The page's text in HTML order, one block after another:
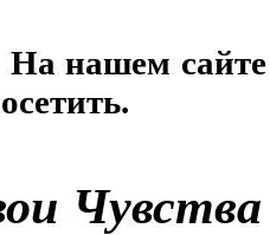
На нашем
Чувства